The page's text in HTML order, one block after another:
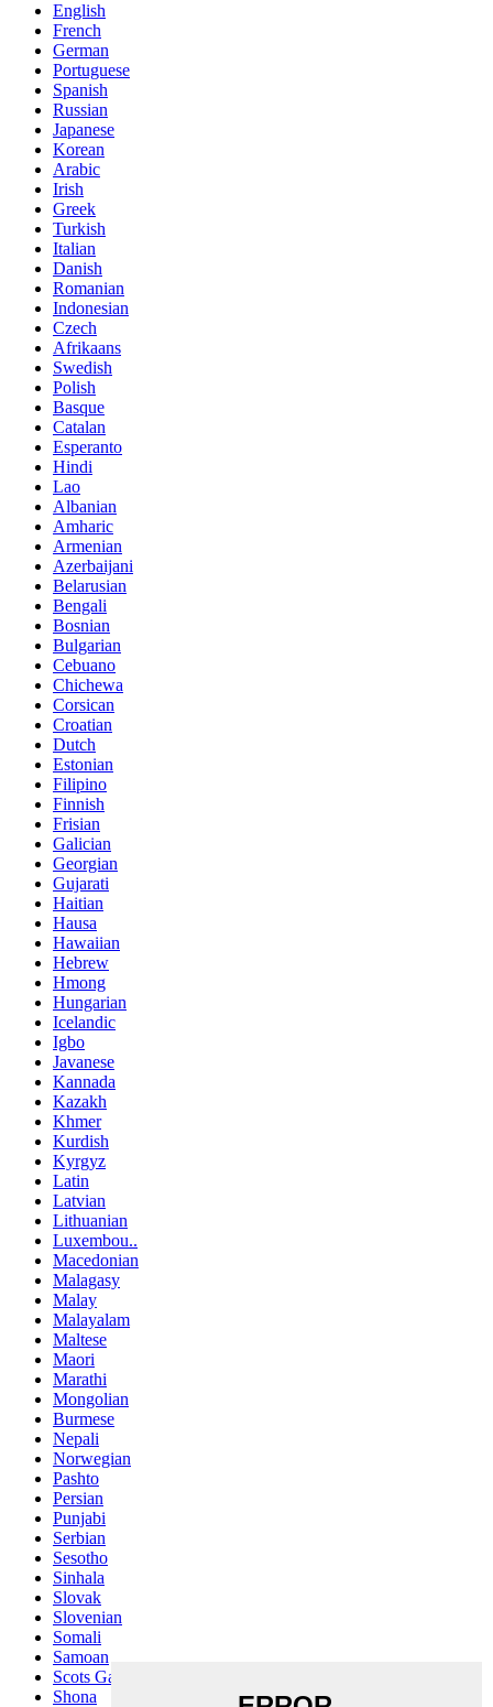
English
French
German
Portuguese
Spanish
Russian
Japanese
Korean
Arabic
Irish
Greek
Turkish
Italian
Danish
Romanian
Indonesian
Czech
Afrikaans
Swedish
Polish
Basque
Catalan
Esperanto
Hindi
Lao
Albanian
Amharic
Armenian
Azerbaijani
Belarusian
Bengali
Bosnian
Bulgarian
Cebuano
Chichewa
Corsican
Croatian
Dutch
Estonian
Filipino
Finnish
Frisian
Galician
Georgian
Gujarati
Haitian
Hausa
Hawaiian
Hebrew
Hmong
Hungarian
Icelandic
Igbo
Javanese
Kannada
Kazakh
Khmer
Kurdish
Kyrgyz
Latin
Latvian
Lithuanian
Luxembou..
Macedonian
Malagasy
Malay
Malayalam
Maltese
Maori
Marathi
Mongolian
Burmese
Nepali
Norwegian
Pashto
Persian
Punjabi
Serbian
Sesotho
Sinhala
Slovak
Slovenian
Somali
Samoan
Scots Gaelic
Shona